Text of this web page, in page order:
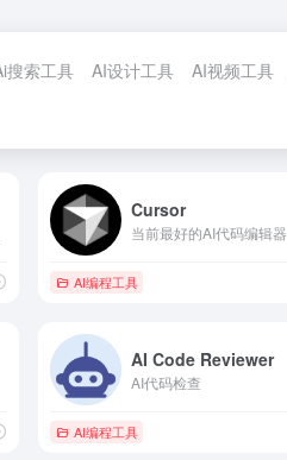
搜索工具 AI设计工具 AI视频工具
Cursor
当前最好的AI代码编辑器
AI编程工具
AI Code Reviewer
AI代码检查
AI编程工具